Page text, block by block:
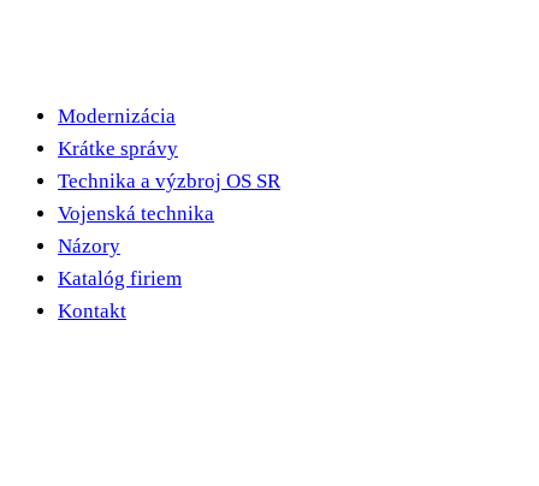
Modernizácia
Krátke správy
Technika a výzbroj OS SR
Vojenská technika
Názory
Katalóg firiem
Kontakt